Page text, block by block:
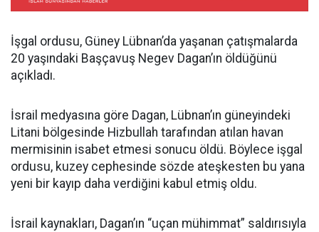
İşgal ordusu, Güney Lübnan’da yaşanan çatışmalarda
20 yaşındaki Başçavuş Negev Dagan’ın öldüğünü
açıkladı.
İsrail medyasına göre Dagan, Lübnan’ın güneyindeki
Litani bölgesinde Hizbullah tarafından atılan havan
mermisinin isabet etmesi sonucu öldü. Böylece işgal
ordusu, kuzey cephesinde sözde ateşkesten bu yana
yeni bir kayıp daha verdiğini kabul etmiş oldu.
İsrail kaynakları, Dagan’ın “uçan mühimmat” saldırısıyla